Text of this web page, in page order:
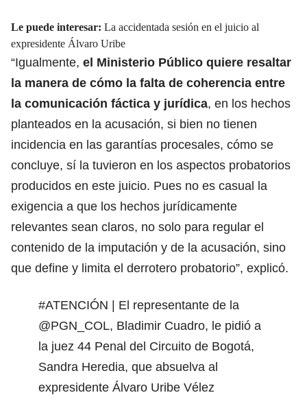
Le puede interesar: La accidentada sesión en el juicio al
expresidente Álvaro Uribe
“Igualmente, el Ministerio Público quiere resaltar
la manera de cómo la falta de coherencia entre
la comunicación fáctica y jurídica, en los hechos
planteados en la acusación, si bien no tienen
incidencia en las garantías procesales, cómo se
concluye, sí la tuvieron en los aspectos probatorios
producidos en este juicio. Pues no es casual la
exigencia a que los hechos jurídicamente
relevantes sean claros, no solo para regular el
contenido de la imputación y de la acusación, sino
que define y limita el derrotero probatorio”, explicó.
#ATENCIÓN | El representante de la
@PGN_COL, Bladimir Cuadro, le pidió a
la juez 44 Penal del Circuito de Bogotá,
Sandra Heredia, que absuelva al
expresidente Álvaro Uribe Vélez